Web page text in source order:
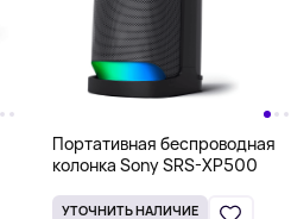
Портативная беспроводная
колонка Sony SRS-XP500
УТОЧНИТЬ НАЛИЧИЕ